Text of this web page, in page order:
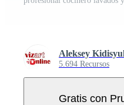
Aleksey
5.694 Recursos
Gratis con